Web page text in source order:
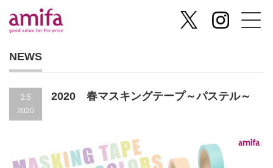
NEWS
2.5
2020
2020 春マスキングテープ～パステル～